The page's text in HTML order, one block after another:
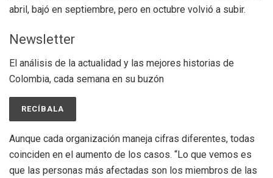
abril, bajó en septiembre, pero en octubre volvió a subir.
Newsletter
El análisis de la actualidad y las mejores historias de
Colombia, cada semana en su buzón
RECÍBALA
Aunque cada organización maneja cifras diferentes, todas
coinciden en el aumento de los casos. “Lo que vemos es
que las personas más afectadas son los miembros de las